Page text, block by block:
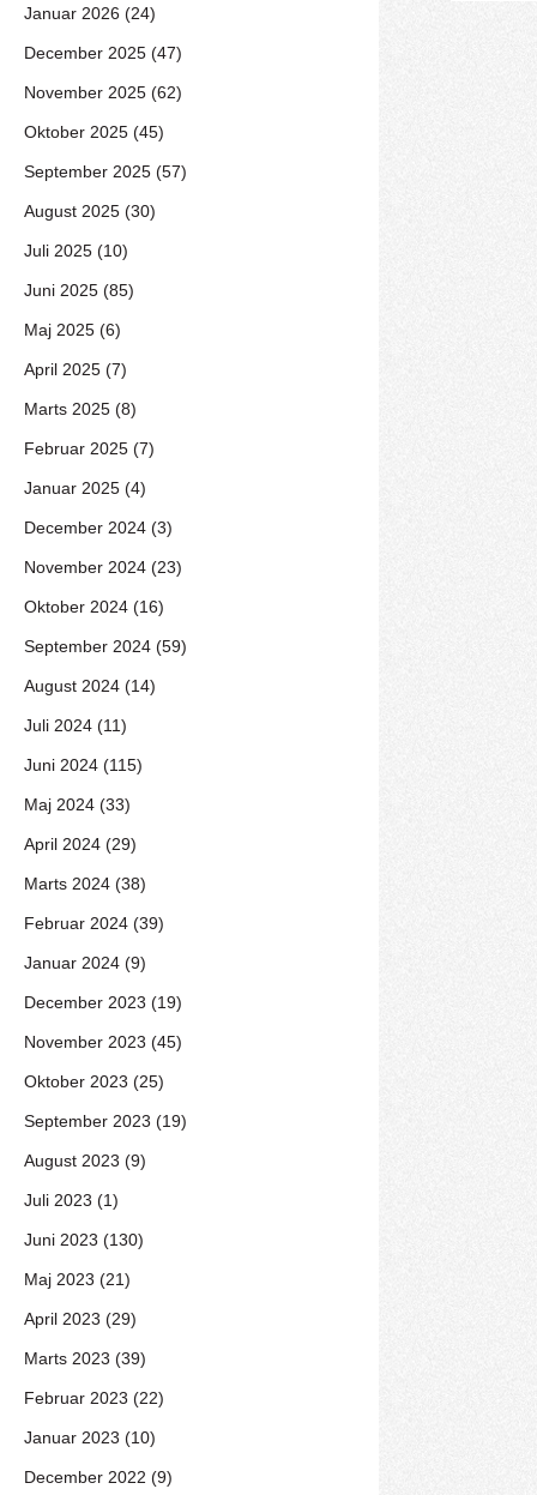
Januar 2026 (24)
December 2025 (47)
November 2025 (62)
Oktober 2025 (45)
September 2025 (57)
August 2025 (30)
Juli 2025 (10)
Juni 2025 (85)
Maj 2025 (6)
April 2025 (7)
Marts 2025 (8)
Februar 2025 (7)
Januar 2025 (4)
December 2024 (3)
November 2024 (23)
Oktober 2024 (16)
September 2024 (59)
August 2024 (14)
Juli 2024 (11)
Juni 2024 (115)
Maj 2024 (33)
April 2024 (29)
Marts 2024 (38)
Februar 2024 (39)
Januar 2024 (9)
December 2023 (19)
November 2023 (45)
Oktober 2023 (25)
September 2023 (19)
August 2023 (9)
Juli 2023 (1)
Juni 2023 (130)
Maj 2023 (21)
April 2023 (29)
Marts 2023 (39)
Februar 2023 (22)
Januar 2023 (10)
December 2022 (9)